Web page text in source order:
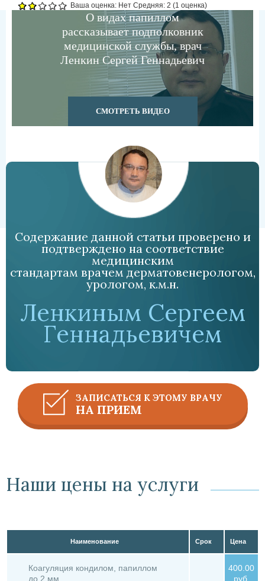
Ваша оценка: Нет Средняя: 2 (1 оценка)
О видах папиллом
рассказывает подполковник
медицинской службы, врач
Ленкин Сергей Геннадьевич
СМОТРЕТЬ ВИДЕО
Содержание данной статьи проверено и
подтверждено на соответствие
медицинским
стандартам врачем дерматовенерологом,
урологом, к.м.н.
Ленкиным Сергеем
Геннадьевичем
ЗАПИСАТЬСЯ К ЭТОМУ ВРАЧУ
НА ПРИЕМ
Наши цены на услуги
Наименование Срок Цена
Коагуляция кондилом, папиллом
до 2 мм
400.00
руб.